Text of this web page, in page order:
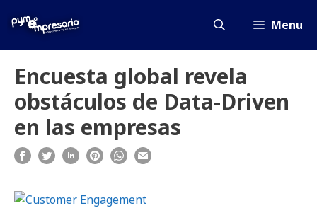
Menu
Encuesta global revela
obstáculos de Data-Driven
en las empresas